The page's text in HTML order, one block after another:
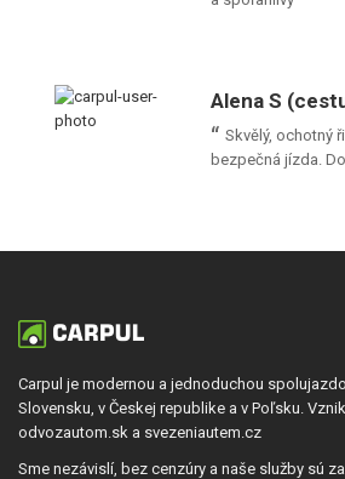
Alena S
Skvělý, ochotný
bezpečná jízda.
Carpul je modernou a jednoduchou
Slovensku, v Českej republike a v Poľsku.
odvozautom.sk a svezeniautem.cz
Sme nezávislí, bez cenzúry a naše služby sú